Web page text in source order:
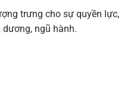
trưng cho sự quyền
ngũ hành.